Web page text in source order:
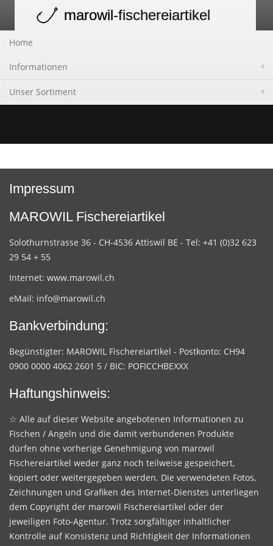
navigation
marowil-fischereiartikel
Home
Informationen
Unser Sortiment
Impressum
MAROWIL Fischereiartikel
Solothurnstrasse 36 - CH-4536 Attiswil BE - Tel: +41 (0)32 623
29 54 + 55
Internet: www.marowil.ch
eMail: info@marowil.ch
Bankverbindung:
Begünstigter: MAROWIL Fischereiartikel - Postkonto: CH94
0900 0000 4062 2601 5 / BIC: POFICCHBEXXX
Haftungshinweis:
☆ Alle auf dieser Website angebotenen Informationen zu
Fischen / Angeln und die damit verbundenen Produkte
dürfen ohne vorherige Genehmigung von marowil
Fischereiartikel weder ganz noch teilweise gespeichert,
kopiert oder weitergegeben werden. Die verwendeten Fotos,
Zeichnungen und Grafiken des Internet-Dienstes unterliegen
dem Copyright der marowil Fischereiartikel oder der
jeweiligen Foto-Agentur. Trotz sorgfältiger inhaltlicher
Kontrolle auf Konsistenz und Richtigkeit der Informationen